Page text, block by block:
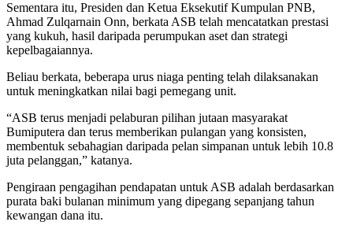
Sementara itu, Presiden dan Ketua Eksekutif Kumpulan PNB,
Ahmad Zulqarnain Onn, berkata ASB telah mencatatkan prestasi
yang kukuh, hasil daripada perumpukan aset dan strategi
kepelbagaiannya.
Beliau berkata, beberapa urus niaga penting telah dilaksanakan
untuk meningkatkan nilai bagi pemegang unit.
“ASB terus menjadi pelaburan pilihan jutaan masyarakat
Bumiputera dan terus memberikan pulangan yang konsisten,
membentuk sebahagian daripada pelan simpanan untuk lebih 10.8
juta pelanggan,” katanya.
Pengiraan pengagihan pendapatan untuk ASB adalah berdasarkan
purata baki bulanan minimum yang dipegang sepanjang tahun
kewangan dana itu.